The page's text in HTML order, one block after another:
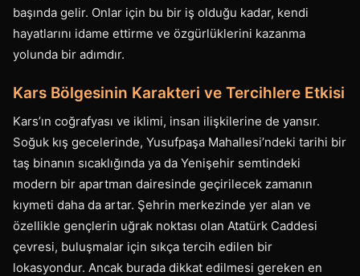
başında gelir. Onlar için bu bir iş olduğu kadar, kendi
hayatlarını idame ettirme ve özgürlüklerini kazanma
yolunda bir adımdır.
Kars Bölgesinin Karakteri ve Tercihlere Etkisi
Kars’ın coğrafyası ve iklimi, insan ilişkilerine de yansır.
Soğuk kış gecelerinde, Yusufpaşa Mahallesi’ndeki tarihi bir
taş binanın sıcaklığında ya da Yenişehir semtindeki
modern bir apartman dairesinde geçirilecek zamanın
kıymeti daha da artar. Şehrin merkezinde yer alan ve
özellikle gençlerin uğrak noktası olan Atatürk Caddesi
çevresi, buluşmalar için sıkça tercih edilen bir
lokasyondur. Ancak burada dikkat edilmesi gereken en